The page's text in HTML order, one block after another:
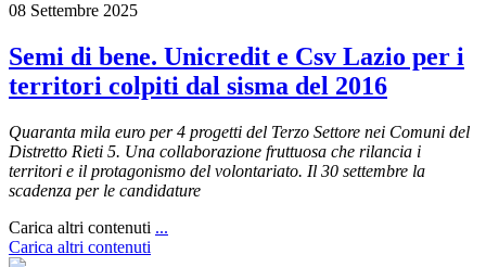
08 Settembre 2025
Semi di bene. Unicredit e Csv Lazio per i
territori colpiti dal sisma del 2016
Quaranta mila euro per 4 progetti del Terzo Settore nei Comuni del
Distretto Rieti 5. Una collaborazione fruttuosa che rilancia i
territori e il protagonismo del volontariato. Il 30 settembre la
scadenza per le candidature
Carica altri contenuti ...
Carica altri contenuti